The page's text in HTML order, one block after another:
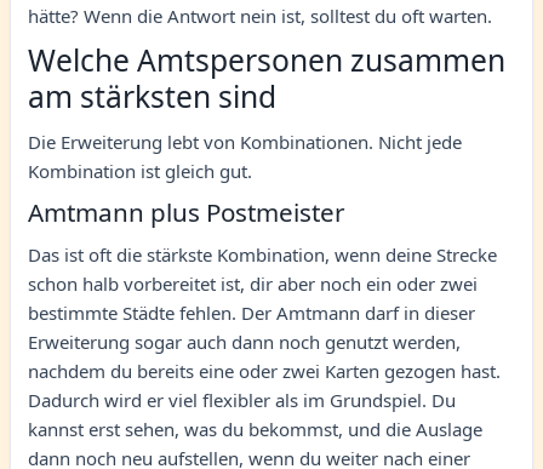
hätte? Wenn die Antwort nein ist, solltest du oft warten.
Welche Amtspersonen zusammen
am stärksten sind
Die Erweiterung lebt von Kombinationen. Nicht jede
Kombination ist gleich gut.
Amtmann plus Postmeister
Das ist oft die stärkste Kombination, wenn deine Strecke
schon halb vorbereitet ist, dir aber noch ein oder zwei
bestimmte Städte fehlen. Der Amtmann darf in dieser
Erweiterung sogar auch dann noch genutzt werden,
nachdem du bereits eine oder zwei Karten gezogen hast.
Dadurch wird er viel flexibler als im Grundspiel. Du
kannst erst sehen, was du bekommst, und die Auslage
dann noch neu aufstellen, wenn du weiter nach einer